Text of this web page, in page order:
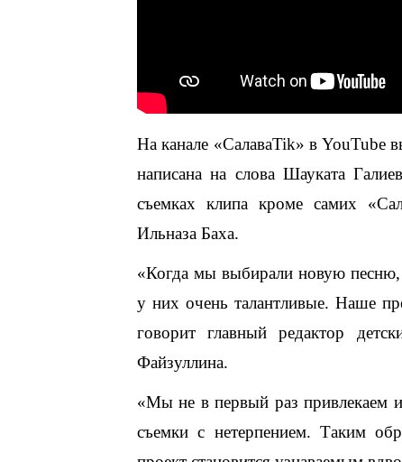
На канале «СалаваTik» в YouTube
написана на слова Шауката
съемках клипа кроме самих
Ильназа Баха.
«Когда мы выбирали новую песню,
у них очень талантливые. Наше
говорит главный редактор
Файзуллина.
«Мы не в первый раз привлекаем
съемки с нетерпением. Таким